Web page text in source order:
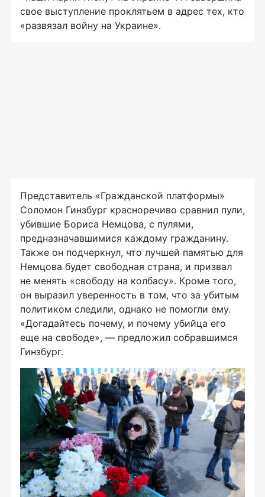
свое выступление проклятьем в адрес тех, кто
«развязал войну на Украине».
Представитель «Гражданской платформы»
Соломон Гинзбург красноречиво сравнил пули,
убившие Бориса Немцова, с пулями,
предназначавшимися каждому гражданину.
Также он подчеркнул, что лучшей памятью для
Немцова будет свободная страна, и призвал
не менять «свободу на колбасу». Кроме того,
он выразил уверенность в том, что за убитым
политиком следили, однако не помогли ему.
«Догадайтесь почему, и почему убийца его
еще на свободе», — предложил собравшимся
Гинзбург.